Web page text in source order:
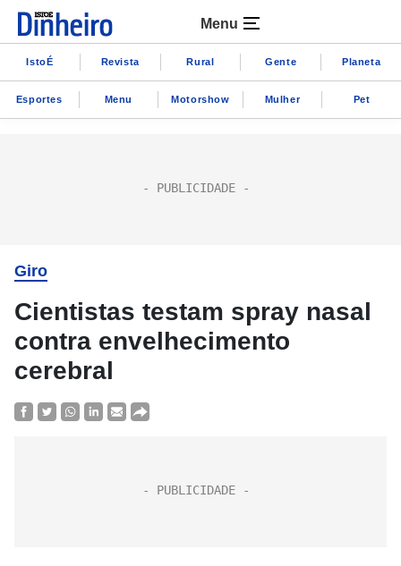
Menu
IstoÉ Revista Rural Gente Planeta
Esportes Menu Motorshow Mulher Pet
Giro
Cientistas testam spray nasal
contra envelhecimento
cerebral